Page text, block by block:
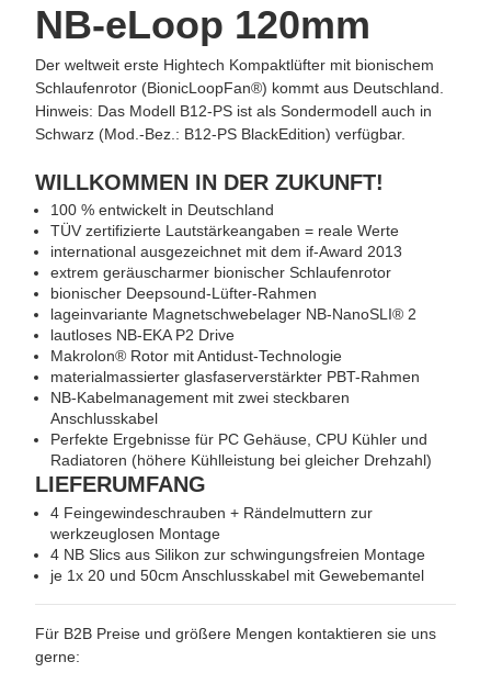
NB-eLoop 120mm
Der weltweit erste Hightech Kompaktlüfter mit bionischem
Schlaufenrotor (BionicLoopFan®) kommt aus Deutschland.
Hinweis: Das Modell B12-PS ist als Sondermodell auch in
Schwarz (Mod.-Bez.: B12-PS BlackEdition) verfügbar.
WILLKOMMEN IN DER ZUKUNFT!
100 % entwickelt in Deutschland
TÜV zertifizierte Lautstärkeangaben = reale Werte
international ausgezeichnet mit dem if-Award 2013
extrem geräuscharmer bionischer Schlaufenrotor
bionischer Deepsound-Lüfter-Rahmen
lageinvariante Magnetschwebelager NB-NanoSLI® 2
lautloses NB-EKA P2 Drive
Makrolon® Rotor mit Antidust-Technologie
materialmassierter glasfaserverstärkter PBT-Rahmen
NB-Kabelmanagement mit zwei steckbaren
Anschlusskabel
Perfekte Ergebnisse für PC Gehäuse, CPU Kühler und
Radiatoren (höhere Kühlleistung bei gleicher Drehzahl)
LIEFERUMFANG
4 Feingewindeschrauben + Rändelmuttern zur
werkzeuglosen Montage
4 NB Slics aus Silikon zur schwingungsfreien Montage
je 1x 20 und 50cm Anschlusskabel mit Gewebemantel
Für B2B Preise und größere Mengen kontaktieren sie uns
gerne: